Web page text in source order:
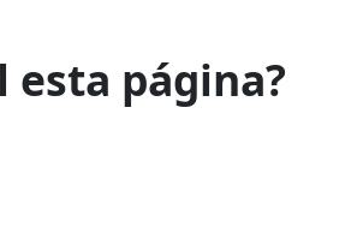
esta página?